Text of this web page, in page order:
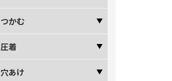
つかむ
圧着
穴あけ